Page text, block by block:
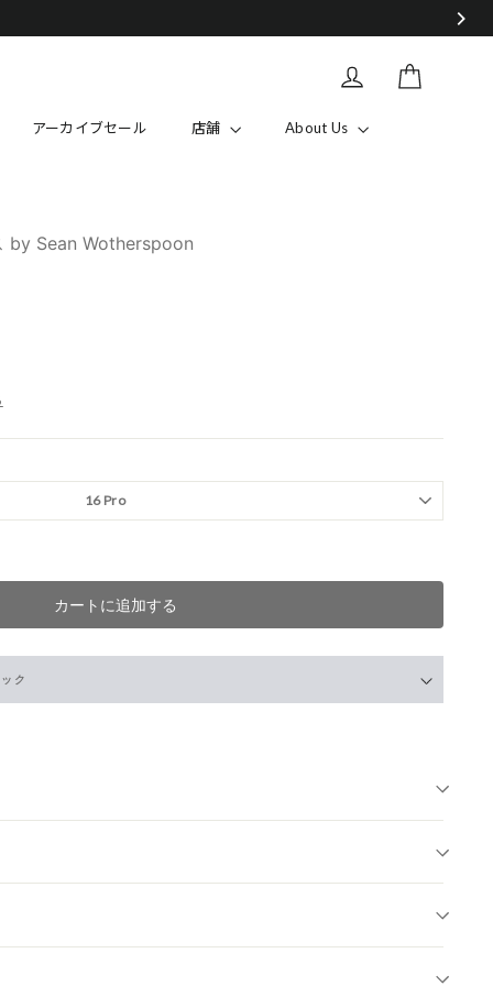
Log in
アーカイブセール 店舗 About Us
by Sean Wotherspoon
カートに追加する
ク